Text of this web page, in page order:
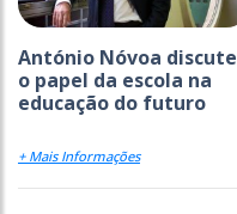
António Nóvoa discute
o papel da escola na
educação do futuro
+ Mais Informações